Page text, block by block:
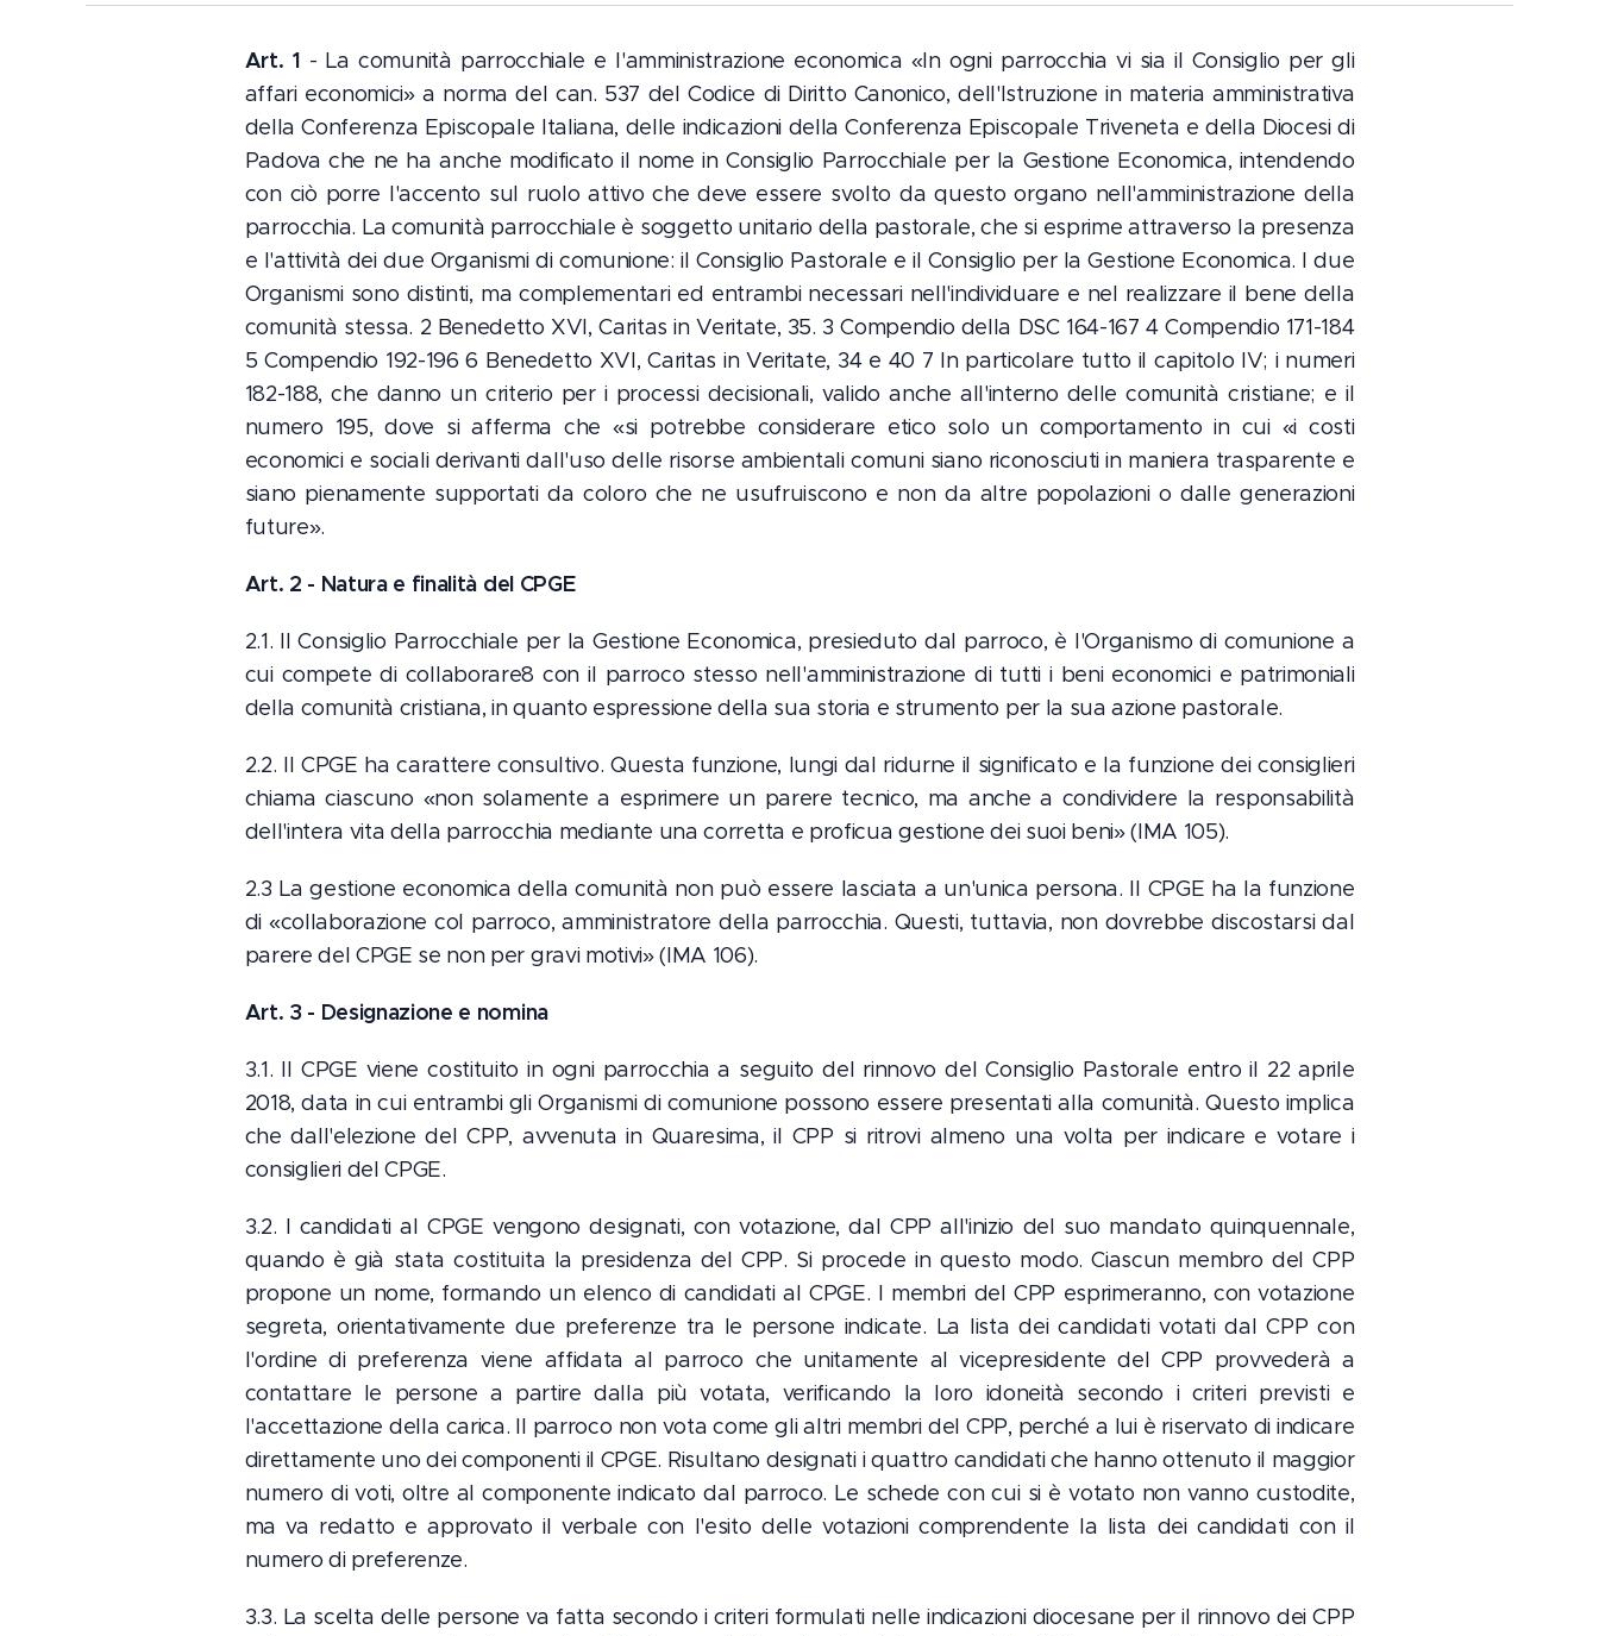
Art. 1 - La comunità parrocchiale e l'amministrazione economica «In ogni parrocchia vi sia il Consiglio per gli
affari economici» a norma del can. 537 del Codice di Diritto Canonico, dell'Istruzione in materia amministrativa
della Conferenza Episcopale Italiana, delle indicazioni della Conferenza Episcopale Triveneta e della Diocesi di
Padova che ne ha anche modificato il nome in Consiglio Parrocchiale per la Gestione Economica, intendendo
con ciò porre l'accento sul ruolo attivo che deve essere svolto da questo organo nell'amministrazione della
parrocchia. La comunità parrocchiale è soggetto unitario della pastorale, che si esprime attraverso la presenza
e l'attività dei due Organismi di comunione: il Consiglio Pastorale e il Consiglio per la Gestione Economica. I due
Organismi sono distinti, ma complementari ed entrambi necessari nell'individuare e nel realizzare il bene della
comunità stessa. 2 Benedetto XVI, Caritas in Veritate, 35. 3 Compendio della DSC 164-167 4 Compendio 171-184
5 Compendio 192-196 6 Benedetto XVI, Caritas in Veritate, 34 e 40 7 In particolare tutto il capitolo IV; i numeri
182-188, che danno un criterio per i processi decisionali, valido anche all'interno delle comunità cristiane; e il
numero 195, dove si afferma che «si potrebbe considerare etico solo un comportamento in cui «i costi
economici e sociali derivanti dall'uso delle risorse ambientali comuni siano riconosciuti in maniera trasparente e
siano pienamente supportati da coloro che ne usufruiscono e non da altre popolazioni o dalle generazioni
future».
Art. 2 - Natura e finalità del CPGE
2.1. Il Consiglio Parrocchiale per la Gestione Economica, presieduto dal parroco, è l'Organismo di comunione a
cui compete di collaborare8 con il parroco stesso nell'amministrazione di tutti i beni economici e patrimoniali
della comunità cristiana, in quanto espressione della sua storia e strumento per la sua azione pastorale.
2.2. Il CPGE ha carattere consultivo. Questa funzione, lungi dal ridurne il significato e la funzione dei consiglieri
chiama ciascuno «non solamente a esprimere un parere tecnico, ma anche a condividere la responsabilità
dell'intera vita della parrocchia mediante una corretta e proficua gestione dei suoi beni» (IMA 105).
2.3 La gestione economica della comunità non può essere lasciata a un'unica persona. Il CPGE ha la funzione
di «collaborazione col parroco, amministratore della parrocchia. Questi, tuttavia, non dovrebbe discostarsi dal
parere del CPGE se non per gravi motivi» (IMA 106).
Art. 3 - Designazione e nomina
3.1. Il CPGE viene costituito in ogni parrocchia a seguito del rinnovo del Consiglio Pastorale entro il 22 aprile
2018, data in cui entrambi gli Organismi di comunione possono essere presentati alla comunità. Questo implica
che dall'elezione del CPP, avvenuta in Quaresima, il CPP si ritrovi almeno una volta per indicare e votare i
consiglieri del CPGE.
3.2. I candidati al CPGE vengono designati, con votazione, dal CPP all'inizio del suo mandato quinquennale,
quando è già stata costituita la presidenza del CPP. Si procede in questo modo. Ciascun membro del CPP
propone un nome, formando un elenco di candidati al CPGE. I membri del CPP esprimeranno, con votazione
segreta, orientativamente due preferenze tra le persone indicate. La lista dei candidati votati dal CPP con
l'ordine di preferenza viene affidata al parroco che unitamente al vicepresidente del CPP provvederà a
contattare le persone a partire dalla più votata, verificando la loro idoneità secondo i criteri previsti e
l'accettazione della carica. Il parroco non vota come gli altri membri del CPP, perché a lui è riservato di indicare
direttamente uno dei componenti il CPGE. Risultano designati i quattro candidati che hanno ottenuto il maggior
numero di voti, oltre al componente indicato dal parroco. Le schede con cui si è votato non vanno custodite,
ma va redatto e approvato il verbale con l'esito delle votazioni comprendente la lista dei candidati con il
numero di preferenze.
3.3. La scelta delle persone va fatta secondo i criteri formulati nelle indicazioni diocesane per il rinnovo dei CPP